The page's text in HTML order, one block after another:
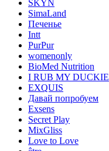
SKYN
SimaLand
Печенье
Intt
PurPur
womenonly
BioMed Nutrition
I RUB MY DUCKIE
EXQUIS
Давай попробуем
Exsens
Secret Play
MixGliss
Love to Love